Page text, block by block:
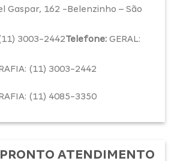
Gaspar, 162 -Belenzinho – São
3003-2442Telefone: GERAL:
(11) 3003-2442
(11) 4085-3350
ATENDIMENTO